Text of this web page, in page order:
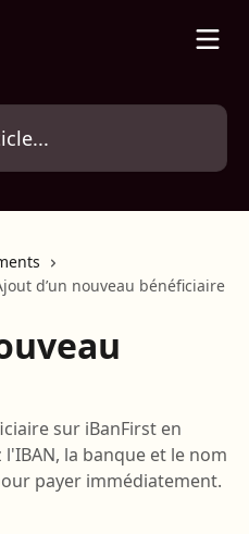
d’un nouveau bénéficiaire
sur iBanFirst en
la banque et le nom
payer immédiatement.